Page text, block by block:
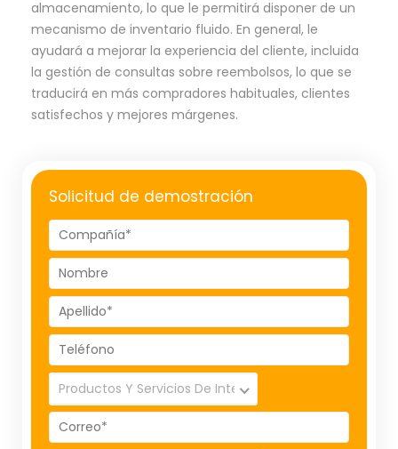
almacenamiento, lo que le permitirá disponer de un
mecanismo de inventario fluido. En general, le
ayudará a mejorar la experiencia del cliente, incluida
la gestión de consultas sobre reembolsos, lo que se
traducirá en más compradores habituales, clientes
satisfechos y mejores márgenes.
Solicitud de demostración